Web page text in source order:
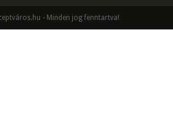
- Minden jog fenntartva!